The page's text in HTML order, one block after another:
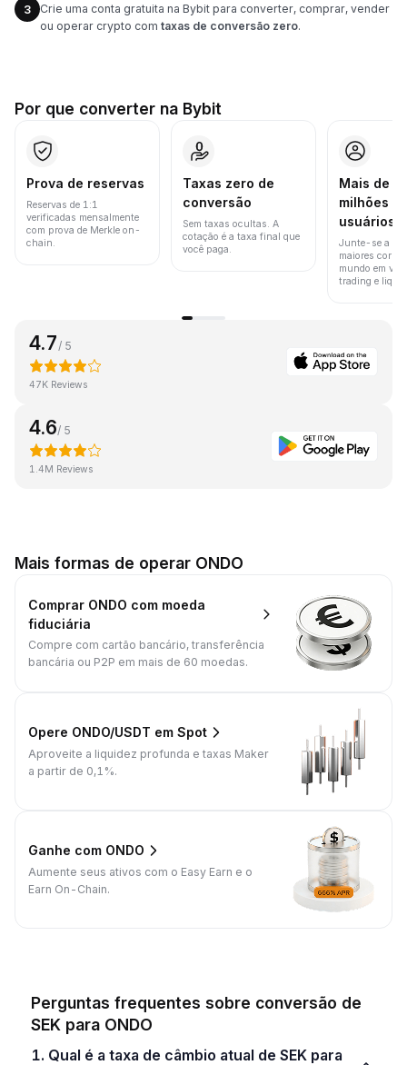
3
Crie uma conta gratuita na Bybit para converter, comprar, vender
ou operar crypto com taxas de conversão zero.
Por que converter na Bybit
Prova de reservas
Reservas de 1:1
verificadas mensalmente
com prova de Merkle on-
chain.
Taxas zero de
conversão
Sem taxas ocultas. A
cotação é a taxa final que
você paga.
Mais de
milhões
usuários
Junte-se a
maiores
mundo em
trading e
4.7 / 5
47K Reviews
4.6/ 5
1.4M Reviews
Mais formas de operar ONDO
Comprar ONDO com moeda
fiduciária
Compre com cartão bancário, transferência
bancária ou P2P em mais de 60 moedas.
Opere ONDO/USDT em Spot
Aproveite a liquidez profunda e taxas Maker
a partir de 0,1%.
Ganhe com ONDO
Aumente seus ativos com o Easy Earn e o
Earn On-Chain.
Perguntas frequentes sobre conversão de
SEK para ONDO
1. Qual é a taxa de câmbio atual de SEK para